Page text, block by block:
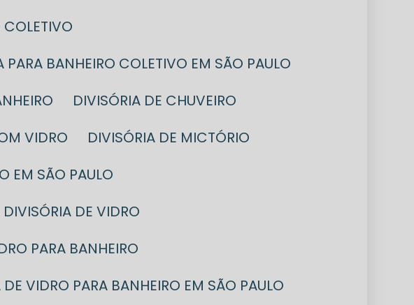
COLETIVO
PARA BANHEIRO COLETIVO EM SÃO PAULO
DIVISÓRIA DE CHUVEIRO
VIDRO
DIVISÓRIA DE MICTÓRIO
EM SÃO PAULO
DIVISÓRIA DE VIDRO
PARA BANHEIRO
DE VIDRO PARA BANHEIRO EM SÃO PAULO